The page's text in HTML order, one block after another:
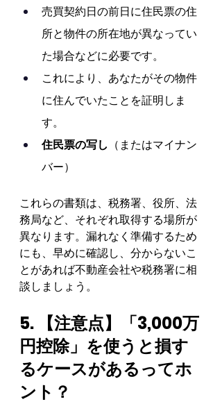
売買契約日の前日に住民票の住
所と物件の所在地が異なってい
た場合などに必要です。
これにより、あなたがその物件
に住んでいたことを証明しま
す。
住民票の写し （またはマイナン
バー）
これらの書類は、税務署、役所、法
務局など、それぞれ取得する場所が
異なります。漏れなく準備するため
にも、早めに確認し、分からないこ
とがあれば不動産会社や税務署に相
談しましょう。
5. 【注意点】「3,000万
円控除」を使うと損す
るケースがあるってホ
ント？